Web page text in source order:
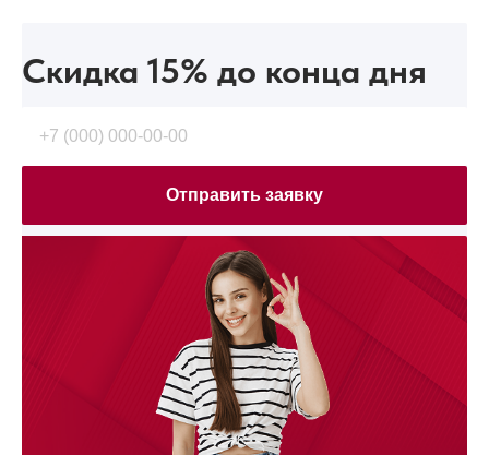
Скидка 15% до конца дня
Отправить заявку